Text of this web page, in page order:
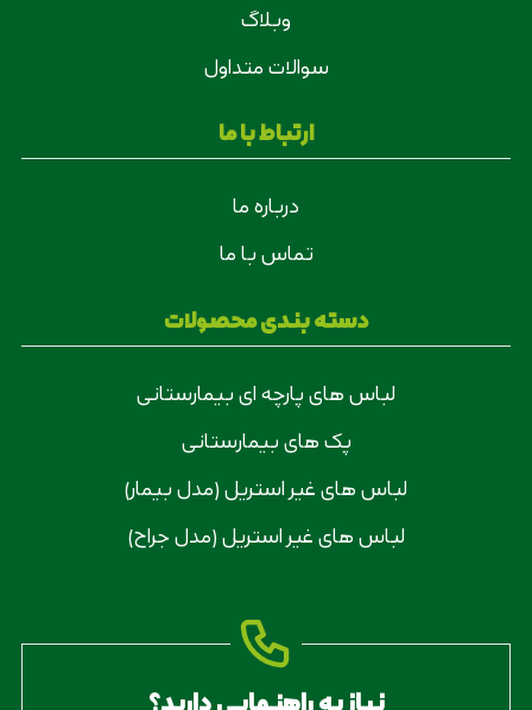
وبلاگ
سوالات متداول
ارتباط با ما
درباره ما
تماس با ما
دسته بندی محصولات
لباس های پارچه ای بیمارستانی
پک های بیمارستانی
لباس های غیر استریل (مدل بیمار)
لباس های غیر استریل (مدل جراح)
نیاز به راهنمایی دارید؟